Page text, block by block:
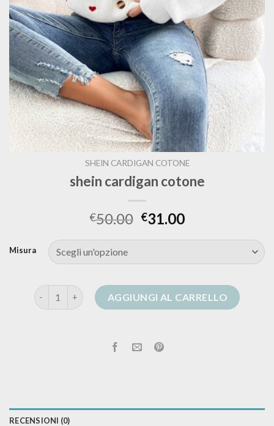
SHEIN CARDIGAN COTONE
shein cardigan cotone
€50.00 €31.00
Misura
shein cardigan cotone quantitàAGGIUNGI AL CARRELLO
RECENSIONI (0)